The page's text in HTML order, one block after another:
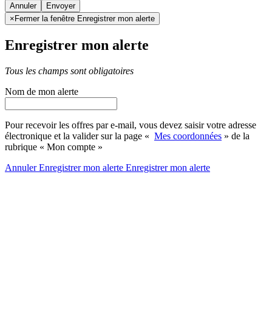
Annuler
× Fermer la fenêtre Enregistrer mon alerte
Enregistrer mon alerte
Tous les champs sont obligatoires
Nom de mon alerte
Pour recevoir les offres par e-mail, vous devez saisir votre adresse
électronique et la valider sur la page « Mes coordonnées » de la
rubrique « Mon compte »
AnnulerEnregistrer mon alerte Enregistrermon alerte